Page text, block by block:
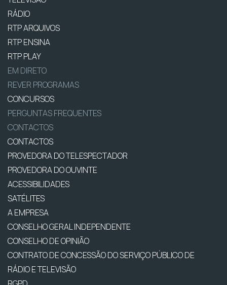
RÁDIO
RTP ARQUIVOS
RTP ENSINA
RTP PLAY
EM DIRETO
REVER PROGRAMAS
CONCURSOS
PERGUNTAS FREQUENTES
CONTACTOS
CONTACTOS
PROVEDORA DO TELESPECTADOR
PROVEDORA DO OUVINTE
ACESSIBILIDADES
SATÉLITES
A EMPRESA
CONSELHO GERAL INDEPENDENTE
CONSELHO DE OPINIÃO
CONTRATO DE CONCESSÃO DO SERVIÇO PÚBLICO DE
RÁDIO E TELEVISÃO